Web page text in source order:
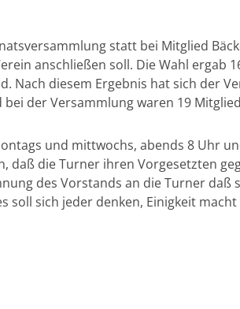
statt bei Mitglied
anschließen soll. Die Wahl ergab
Nach diesem Ergebnis hat sich der
der Versammlung waren 19
und mittwochs, abends 8 Uhr
daß die Turner ihren Vorgesetzten
des Vorstands an die Turner
soll sich jeder denken, Einigkeit